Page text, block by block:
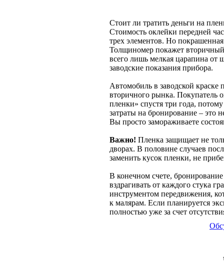
Стоит ли тратить деньги на
Стоимость оклейки передней
трех элементов. Но
Толщиномер покажет вторичный
всего лишь мелкая царапина от
заводские показания прибора.
Автомобиль в заводской краске
вторичного рынка. Покупатель
пленки» спустя три года,
затраты на бронирование – это
Вы просто замораживаете
Важно! Пленка защищает не
дворах. В половине случаев
заменить кусок пленки, не
В конечном счете, бронирование
вздрагивать от каждого стука
инструментом передвижения,
к малярам. Если планируется
полностью уже за счет